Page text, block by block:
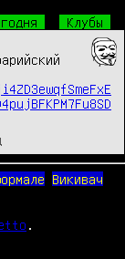
Клубы
Викивач